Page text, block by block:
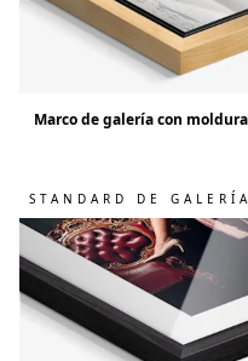
Marco de galería con moldura
STANDARD DE GALERÍA